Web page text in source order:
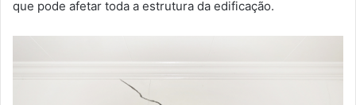
que pode afetar toda a estrutura da edificação.